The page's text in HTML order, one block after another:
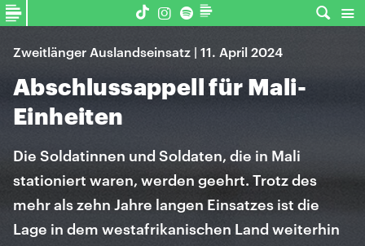
Zweitlänger Auslandseinsatz | 11. April 2024
Abschlussappell für Mali-
Einheiten
Die Soldatinnen und Soldaten, die in Mali
stationiert waren, werden geehrt. Trotz des
mehr als zehn Jahre langen Einsatzes ist die
Lage in dem westafrikanischen Land weiterhin